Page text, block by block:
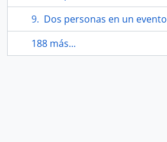
Dos personas en un evento
188 más...